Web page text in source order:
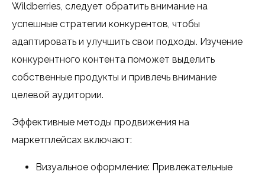
Wildberries, следует обратить внимание на
успешные стратегии конкурентов, чтобы
адаптировать и улучшить свои подходы. Изучение
конкурентного контента поможет выделить
собственные продукты и привлечь внимание
целевой аудитории.
Эффективные методы продвижения на
маркетплейсах включают:
Визуальное оформление: Привлекательные